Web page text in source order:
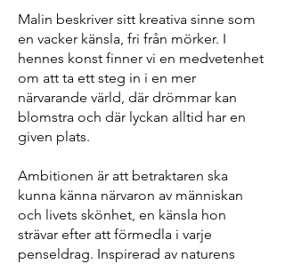
Malin beskriver sitt kreativa sinne som
en vacker känsla, fri från mörker. I
hennes konst finner vi en medvetenhet
om att ta ett steg in i en mer
närvarande värld, där drömmar kan
blomstra och där lyckan alltid har en
given plats.
Ambitionen är att betraktaren ska
kunna känna närvaron av människan
och livets skönhet, en känsla hon
strävar efter att förmedla i varje
penseldrag. Inspirerad av naturens